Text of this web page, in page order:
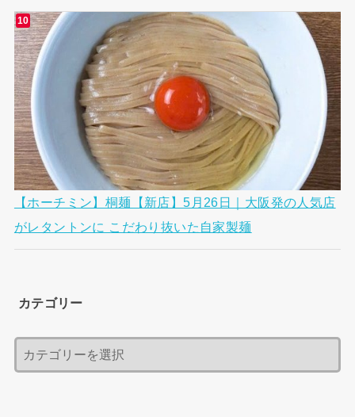
【ホーチミン】桐麺【新店】5月26日｜大阪発の人気店
がレタントンに こだわり抜いた自家製麺
カテゴリー